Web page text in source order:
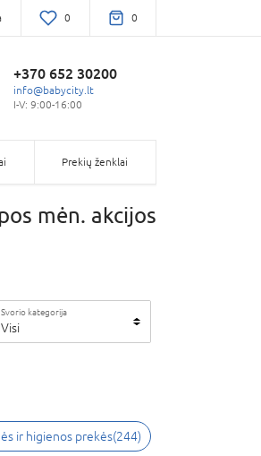
0 0
+370 652 30200
info@babycity.lt
I-V: 9:00-16:00
Prekių ženklai
mėn. akcijos
Svorio kategorija
Visi
ir higienos prekės(244)